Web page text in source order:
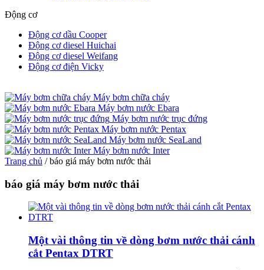
Động cơ
Động cơ dầu Cooper
Động cơ diesel Huichai
Động cơ diesel Weifang
Động cơ điện Vicky
Máy bơm chữa cháy
Máy bơm nước Ebara
Máy bơm nước trục đứng
Máy bơm nước Pentax
Máy bơm nước SeaLand
Máy bơm nước Inter
Trang chủ /báo giá máy bơm nước thải
báo giá máy bơm nước thải
Một vài thông tin về dòng bơm nước thải cánh
cắt Pentax DTRT